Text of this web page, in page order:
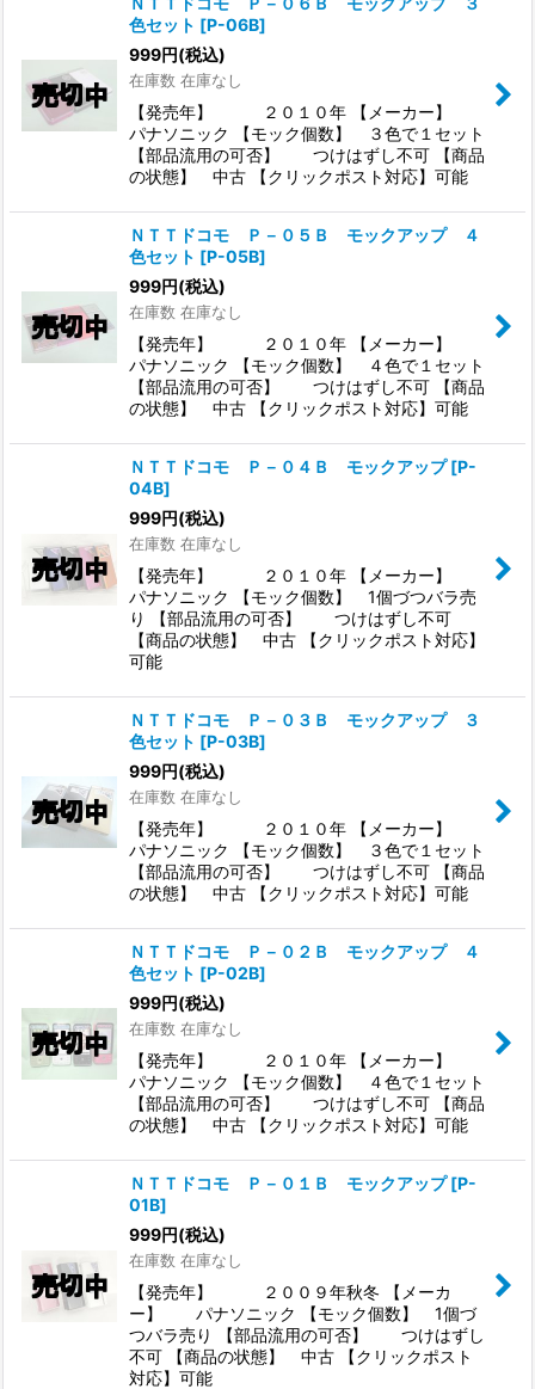
色セット [P-06B]
999円(税込)
在庫数 在庫なし
【発売年】 ２０１０年 【メーカー】
パナソニック 【モック個数】 ３色で１セット
【部品流用の可否】 つけはずし不可 【商品
の状態】 中古 【クリックポスト対応】可能
ＮＴＴドコモ Ｐ－０５Ｂ モックアップ ４
色セット [P-05B]
999円(税込)
在庫数 在庫なし
【発売年】 ２０１０年 【メーカー】
パナソニック 【モック個数】 ４色で１セット
【部品流用の可否】 つけはずし不可 【商品
の状態】 中古 【クリックポスト対応】可能
ＮＴＴドコモ Ｐ－０４Ｂ モックアップ [P-
04B]
999円(税込)
在庫数 在庫なし
【発売年】 ２０１０年 【メーカー】
パナソニック 【モック個数】 1個づつバラ売
り 【部品流用の可否】 つけはずし不可
【商品の状態】 中古 【クリックポスト対応】
可能
ＮＴＴドコモ Ｐ－０３Ｂ モックアップ ３
色セット [P-03B]
999円(税込)
在庫数 在庫なし
【発売年】 ２０１０年 【メーカー】
パナソニック 【モック個数】 ３色で１セット
【部品流用の可否】 つけはずし不可 【商品
の状態】 中古 【クリックポスト対応】可能
ＮＴＴドコモ Ｐ－０２Ｂ モックアップ ４
色セット [P-02B]
999円(税込)
在庫数 在庫なし
【発売年】 ２０１０年 【メーカー】
パナソニック 【モック個数】 ４色で１セット
【部品流用の可否】 つけはずし不可 【商品
の状態】 中古 【クリックポスト対応】可能
ＮＴＴドコモ Ｐ－０１Ｂ モックアップ [P-
01B]
999円(税込)
在庫数 在庫なし
【発売年】 ２００９年秋冬 【メーカ
ー】 パナソニック 【モック個数】 1個づ
つバラ売り 【部品流用の可否】 つけはずし
不可 【商品の状態】 中古 【クリックポスト
対応】可能